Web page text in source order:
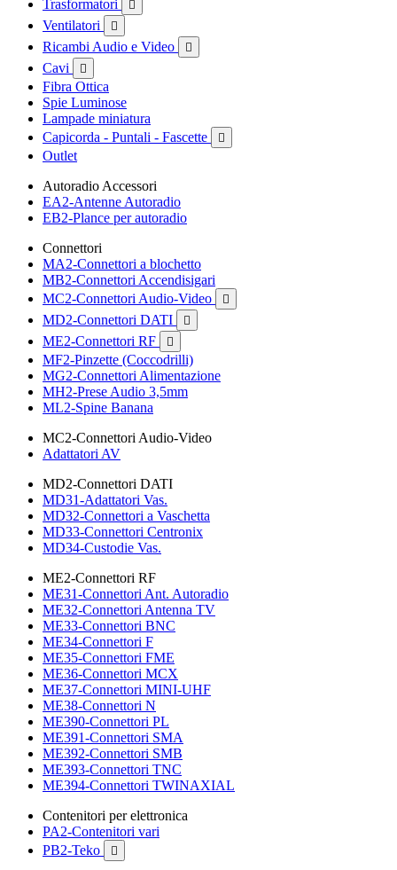
Trasformatori 
Ventilatori 
Ricambi Audio e Video 
Cavi 
Fibra Ottica
Spie Luminose
Lampade miniatura
Capicorda - Puntali - Fascette

Outlet
Autoradio Accessori
EA2-Antenne Autoradio
EB2-Plance per autoradio
Connettori
MA2-Connettori a blochetto
MB2-Connettori Accendisigari
MC2-Connettori Audio-Video

MD2-Connettori DATI 
ME2-Connettori RF 
MF2-Pinzette (Coccodrilli)
MG2-Connettori Alimentazione
MH2-Prese Audio 3,5mm
ML2-Spine Banana
MC2-Connettori Audio-Video
Adattatori AV
MD2-Connettori DATI
MD31-Adattatori Vas.
MD32-Connettori a Vaschetta
MD33-Connettori Centronix
MD34-Custodie Vas.
ME2-Connettori RF
ME31-Connettori Ant. Autoradio
ME32-Connettori Antenna TV
ME33-Connettori BNC
ME34-Connettori F
ME35-Connettori FME
ME36-Connettori MCX
ME37-Connettori MINI-UHF
ME38-Connettori N
ME390-Connettori PL
ME391-Connettori SMA
ME392-Connettori SMB
ME393-Connettori TNC
ME394-Connettori TWINAXIAL
Contenitori per elettronica
PA2-Contenitori vari
PB2-Teko
